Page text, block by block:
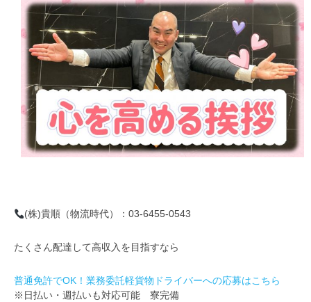
(株)貴順（物流時代）：03-6455-0543
たくさん配達して高収入を目指すなら
普通免許でOK！業務委託軽貨物ドライバーへの応募はこちら
※日払い・週払いも対応可能 寮完備